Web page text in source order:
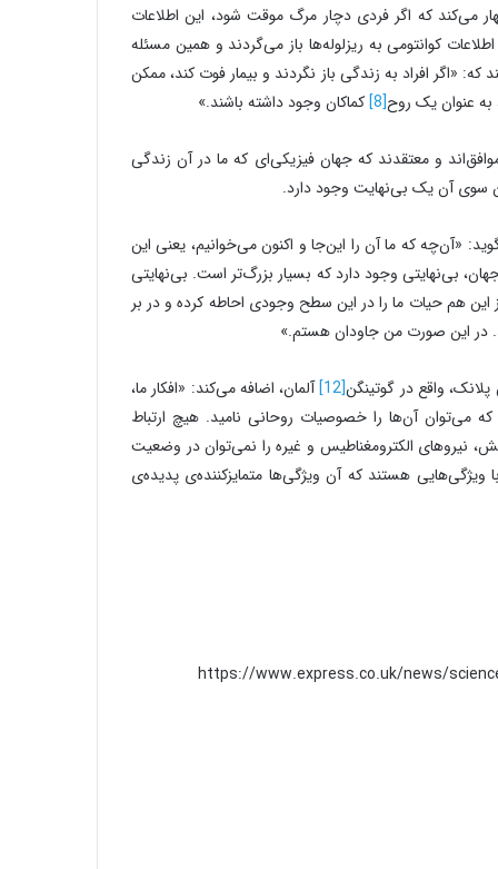
می‌کند که اگر فردی دچار مرگ موقت شود، این اطلاعات
کوانتومی به ریزلوله‌ها باز می‌گردند و همین مسئله
«اگر افراد به زندگی باز نگردند و بیمار فوت کند، ممکن
به عنوان یک روح[8] کماکان وجود داشته باشند.»
و معتقدند که جهان فیزیکی‌ای که ما در آن زندگی
سوی آن یک بی‌نهایت وجود دارد.
«آن‌چه که ما آن را این‌جا و اکنون می‌خوانیم، یعنی این
بی‌نهایتی وجود دارد که بسیار بزرگ‌تر است. بی‌نهایتی
هم حیات ما را در این سطح وجودی احاطه کرده و در بر
در این صورت من جاودان هستم.»
واقع در گوتینگن[12]
آلمان، اضافه می‌کند: «افکار ما،
می‌توان آن‌ها را خصوصیات روحانی نامید. هیچ ارتباط
نیروهای الکترومغناطیس و غیره را نمی‌توان در وضعیت
هستند که آن ویژگی‌ها متمایزکننده‌ی پدیده‌ی
https://www.express.co.uk/news/